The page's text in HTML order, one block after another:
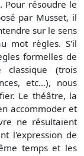
Pour résoudre le
par Musset, il
sur le sens
mot règles. S'il
formelles de
classique (trois
etc...), nous
Le théâtre, la
accommoder et
ne résultaient
l'expression de
temps et les